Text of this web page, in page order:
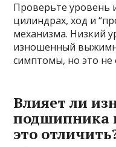
Проверьте уровень
цилиндрах, ход и
механизма. Низкий
изношенный
симптомы, но это не
Влияет ли
подшипника
это